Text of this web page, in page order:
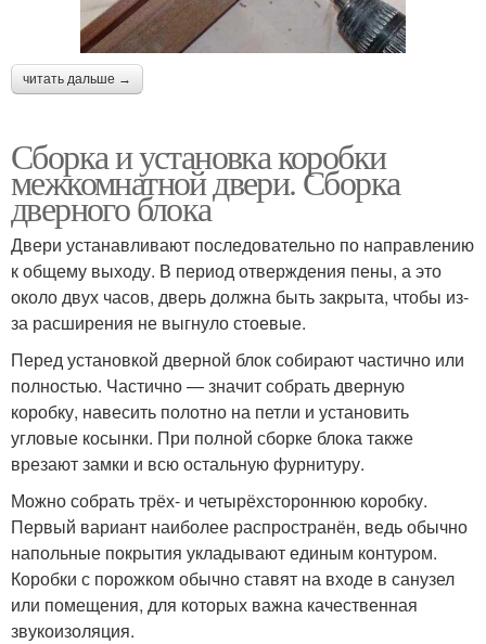
читать дальше →
Сборка и установка коробки
межкомнатной двери. Сборка
дверного блока
Двери устанавливают последовательно по направлению
к общему выходу. В период отверждения пены, а это
около двух часов, дверь должна быть закрыта, чтобы из-
за расширения не выгнуло стоевые.
Перед установкой дверной блок собирают частично или
полностью. Частично — значит собрать дверную
коробку, навесить полотно на петли и установить
угловые косынки. При полной сборке блока также
врезают замки и всю остальную фурнитуру.
Можно собрать трёх- и четырёхстороннюю коробку.
Первый вариант наиболее распространён, ведь обычно
напольные покрытия укладывают единым контуром.
Коробки с порожком обычно ставят на входе в санузел
или помещения, для которых важна качественная
звукоизоляция.